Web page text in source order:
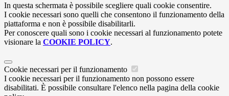
In questa schermata è possibile scegliere quali cookie consentire.
I cookie necessari sono quelli che consentono il funzionamento della
piattaforma e non è possibile disabilitarli.
Per conoscere quali sono i cookie necessari al funzionamento potete
visionare la COOKIE POLICY.
Cookie necessari per il funzionamento
I cookie necessari per il funzionamento non possono essere
disabilitati. È possibile consultare l'elenco nella pagina della cookie